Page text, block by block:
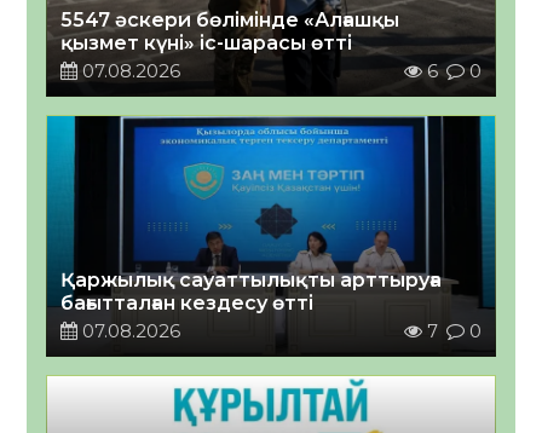
5547 әскери бөлімінде «Алғашқы
қызмет күні» іс-шарасы өтті
07.08.2026
6 0
Қаржылық сауаттылықты арттыруға
бағытталған кездесу өтті
07.08.2026
7 0